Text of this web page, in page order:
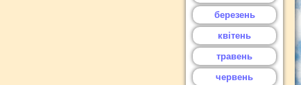
березень
квітень
травень
червень